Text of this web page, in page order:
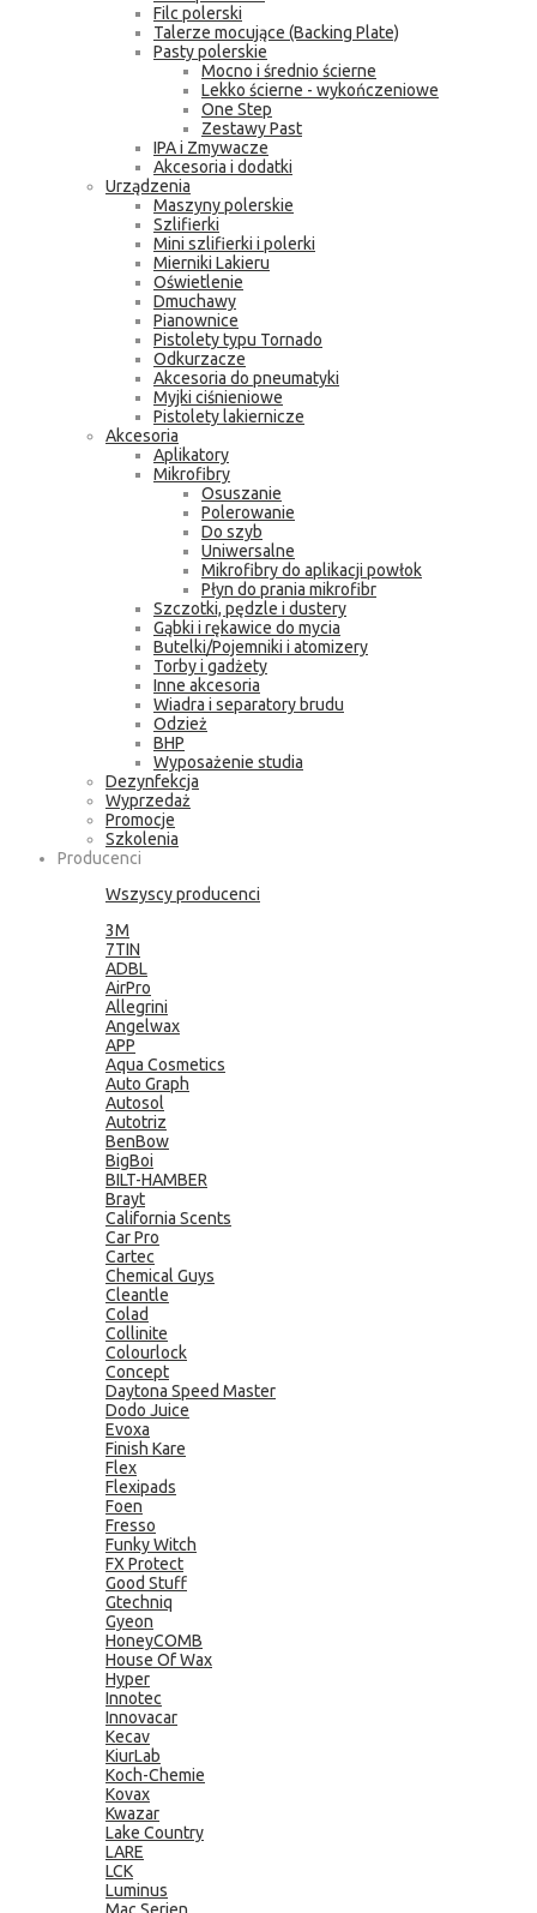
Filc polerski
Talerze mocujące (Backing Plate)
Pasty polerskie
Mocno i średnio ścierne
Lekko ścierne - wykończeniowe
One Step
Zestawy Past
IPA i Zmywacze
Akcesoria i dodatki
Urządzenia
Maszyny polerskie
Szlifierki
Mini szlifierki i polerki
Mierniki Lakieru
Oświetlenie
Dmuchawy
Pianownice
Pistolety typu Tornado
Odkurzacze
Akcesoria do pneumatyki
Myjki ciśnieniowe
Pistolety lakiernicze
Akcesoria
Aplikatory
Mikrofibry
Osuszanie
Polerowanie
Do szyb
Uniwersalne
Mikrofibry do aplikacji powłok
Płyn do prania mikrofibr
Szczotki, pędzle i dustery
Gąbki i rękawice do mycia
Butelki/Pojemniki i atomizery
Torby i gadżety
Inne akcesoria
Wiadra i separatory brudu
Odzież
BHP
Wyposażenie studia
Dezynfekcja
Wyprzedaż
Promocje
Szkolenia
Producenci
Wszyscy producenci
3M
7TIN
ADBL
AirPro
Allegrini
Angelwax
APP
Aqua Cosmetics
Auto Graph
Autosol
Autotriz
BenBow
BigBoi
BILT-HAMBER
Brayt
California Scents
Car Pro
Cartec
Chemical Guys
Cleantle
Colad
Collinite
Colourlock
Concept
Daytona Speed Master
Dodo Juice
Evoxa
Finish Kare
Flex
Flexipads
Foen
Fresso
Funky Witch
FX Protect
Good Stuff
Gtechniq
Gyeon
HoneyCOMB
House Of Wax
Hyper
Innotec
Innovacar
Kecav
KiurLab
Koch-Chemie
Kovax
Kwazar
Lake Country
LARE
LCK
Luminus